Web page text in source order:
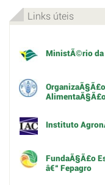
Links úteis
MinistÃ©rio da
Instituto
FundaÃ§Ã£o
â€“ Fepagro